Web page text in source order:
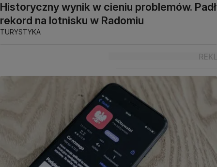
Historyczny wynik w cieniu problemów. Padł
rekord na lotnisku w Radomiu
TURYSTYKA